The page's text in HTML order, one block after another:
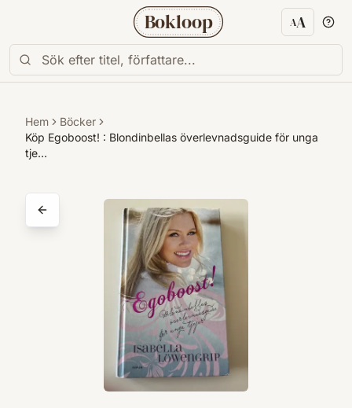
Bokloop AA
Hem
Böcker
Köp Egoboost! : Blondinbellas överlevnadsguide för unga
tje…